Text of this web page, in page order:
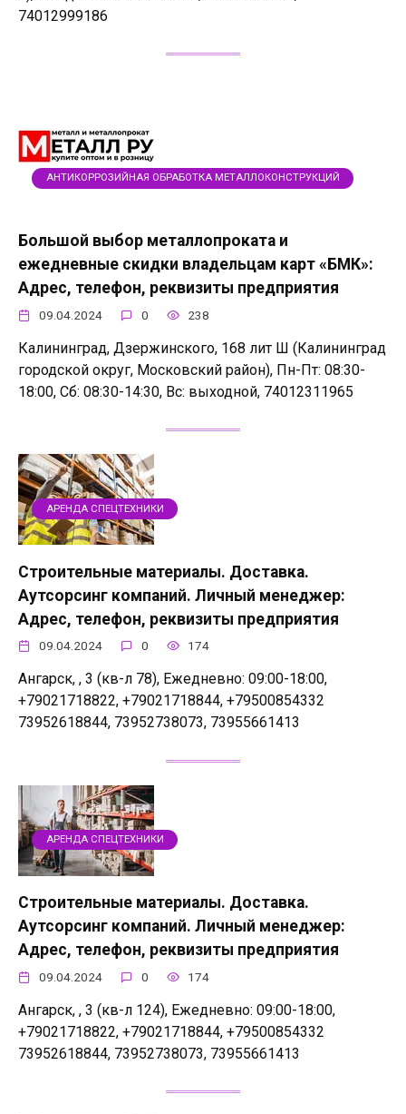
74012999186
АНТИКОРРОЗИЙНАЯ ОБРАБОТКА МЕТАЛЛОКОНСТРУКЦИЙ
Большой выбор металлопроката и
ежедневные скидки владельцам карт «БМК»:
Адрес, телефон, реквизиты предприятия
09.04.2024 0 238
Калининград, Дзержинского, 168 лит Ш (Калининград
городской округ, Московский район), Пн-Пт: 08:30-
18:00, Сб: 08:30-14:30, Вс: выходной, 74012311965
АРЕНДА СПЕЦТЕХНИКИ
Строительные материалы. Доставка.
Аутсорсинг компаний. Личный менеджер:
Адрес, телефон, реквизиты предприятия
09.04.2024 0 174
Ангарск, , 3 (кв-л 78), Ежедневно: 09:00-18:00,
+79021718822, +79021718844, +79500854332
73952618844, 73952738073, 73955661413
АРЕНДА СПЕЦТЕХНИКИ
Строительные материалы. Доставка.
Аутсорсинг компаний. Личный менеджер:
Адрес, телефон, реквизиты предприятия
09.04.2024 0 174
Ангарск, , 3 (кв-л 124), Ежедневно: 09:00-18:00,
+79021718822, +79021718844, +79500854332
73952618844, 73952738073, 73955661413